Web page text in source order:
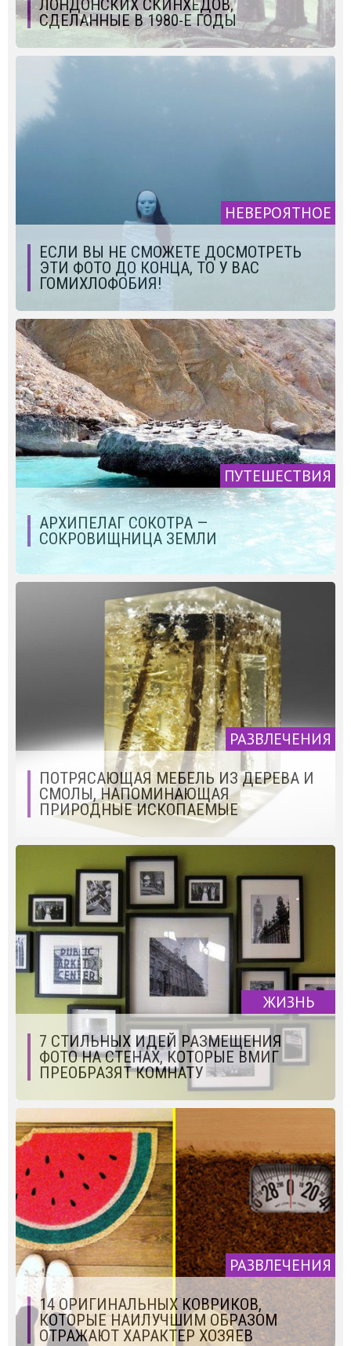
ЛОНДОНСКИХ СКИНХЕДОВ,
СДЕЛАННЫЕ В 1980-Е ГОДЫ
НЕВЕРОЯТНОЕ
ЕСЛИ ВЫ НЕ СМОЖЕТЕ ДОСМОТРЕТЬ
ЭТИ ФОТО ДО КОНЦА, ТО У ВАС
ГОМИХЛОФОБИЯ!
ПУТЕШЕСТВИЯ
АРХИПЕЛАГ СОКОТРА —
СОКРОВИЩНИЦА ЗЕМЛИ
РАЗВЛЕЧЕНИЯ
ПОТРЯСАЮЩАЯ МЕБЕЛЬ ИЗ ДЕРЕВА И
СМОЛЫ, НАПОМИНАЮЩАЯ
ПРИРОДНЫЕ ИСКОПАЕМЫЕ
ЖИЗНЬ
7 СТИЛЬНЫХ ИДЕЙ РАЗМЕЩЕНИЯ
ФОТО НА СТЕНАХ, КОТОРЫЕ ВМИГ
ПРЕОБРАЗЯТ КОМНАТУ
РАЗВЛЕЧЕНИЯ
14 ОРИГИНАЛЬНЫХ КОВРИКОВ,
КОТОРЫЕ НАИЛУЧШИМ ОБРАЗОМ
ОТРАЖАЮТ ХАРАКТЕР ХОЗЯЕВ